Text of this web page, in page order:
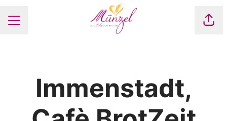
Karrieremenü
Immenstadt,